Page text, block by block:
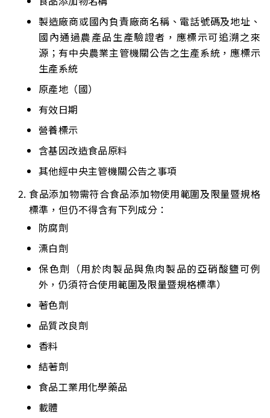
製造廠商或國內負責廠商名稱、電話號碼及地址、
國內通過農產品生產驗證者，應標示可追溯之來
源；有中央農業主管機關公告之生產系統，應標示
生產系統
原產地（國）
有效日期
營養標示
含基因改造食品原料
其他經中央主管機關公告之事項
食品添加物需符合食品添加物使用範圍及限量暨規格
標準，但仍不得含有下列成分：
防腐劑
漂白劑
保色劑（用於肉製品與魚肉製品的亞硝酸鹽可例
外，仍須符合使用範圍及限量暨規格標準）
著色劑
品質改良劑
香料
結著劑
食品工業用化學藥品
載體